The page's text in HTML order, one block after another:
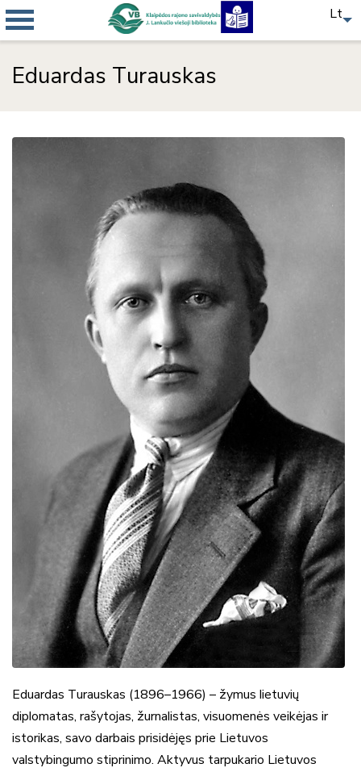
Eduardas Turauskas
Eduardas Turauskas (1896–1966) – žymus lietuvių
diplomatas, rašytojas, žurnalistas, visuomenės veikėjas ir
istorikas, savo darbais prisidėjęs prie Lietuvos
valstybingumo stiprinimo. Aktyvus tarpukario Lietuvos
Lt